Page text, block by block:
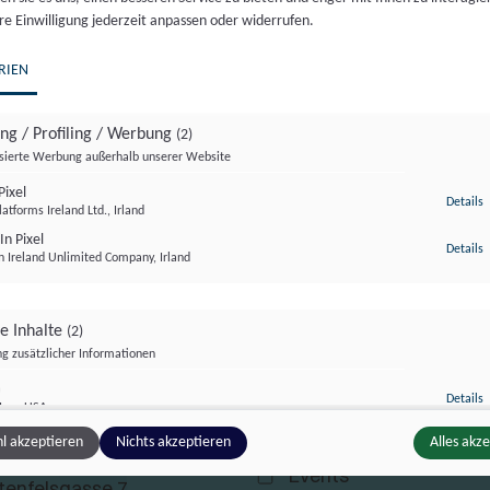
inkl. 20 % MwSt.
Nicht vorrätig
Artikelnummer:17889
tivoli.at
81420-0
Events
Einwilligung jederzeit anpassen oder widerrufen.
/ Profiling / Werbung (2)
Werbung außerhalb unserer Website
Ireland Ltd., Irland
Details
Pixel
Ireland Unlimited Company, Irland
Details
Inhalte (2)
zusätzlicher Informationen
USA
Details
Ireland Limited, Irland
Details
akzeptieren Nichts akzeptieren Alles